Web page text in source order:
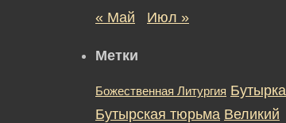
« Май
Июл »
Метки
Божественная Литургия Бутырка
Бутырская тюрьма Великий